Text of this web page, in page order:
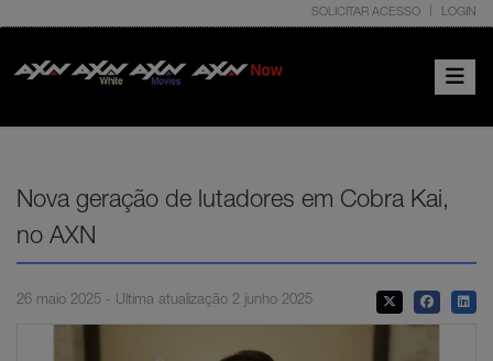
SOLICITAR ACESSO LOGIN
Toggle
Nova geração de lutadores em Cobra Kai,
no AXN
26 maio 2025 - Ultima atualização 2 junho 2025